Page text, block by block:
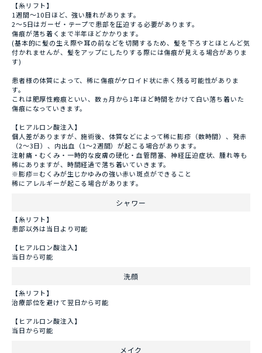
【糸リフト】
1週間～10日ほど、強い腫れがあります。
2～5日はガーゼ・テープで患部を圧迫する必要があります。
傷痕が落ち着くまで半年ほどかかります。
(基本的に髪の生え際や耳の前などを切開するため、髪を下ろすとほとんど気
付かれませんが、髪をアップにしたりする際には傷痕が見える場合がありま
す)
患者様の体質によって、稀に傷痕がケロイド状に赤く残る可能性がありま
す。
これは肥厚性瘢痕といい、数ヵ月から1年ほど時間をかけて白い落ち着いた
傷痕になっていきます。
【ヒアルロン酸注入】
個人差がありますが、施術後、体質などによって稀に膨疹（数時間）、発赤
（2～3日）、内出血（1～2週間）が起こる場合があります。
注射痛・むくみ・一時的な皮膚の硬化・血管閉塞、神経圧迫症状、腫れ等も
稀にありますが、時間経過で落ち着いていきます。
※膨疹＝むくみが生じかゆみの強い赤い斑点ができること
稀にアレルギーが起こる場合があります。
シャワー
【糸リフト】
患部以外は当日より可能
【ヒアルロン酸注入】
当日から可能
洗顔
【糸リフト】
治療部位を避けて翌日から可能
【ヒアルロン酸注入】
当日から可能
メイク